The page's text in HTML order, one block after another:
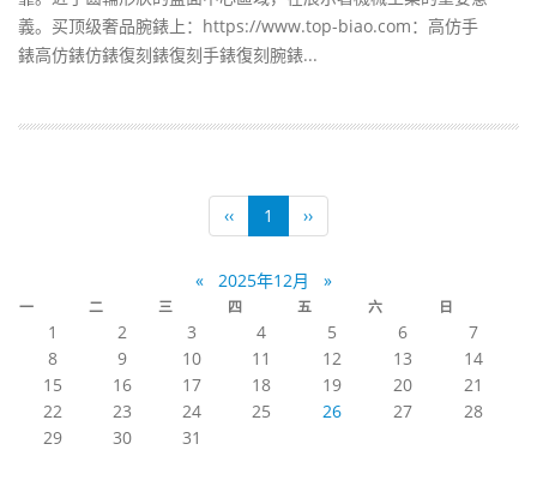
義。买顶级奢品腕錶上：https://www.top-biao.com：高仿手
錶高仿錶仿錶復刻錶復刻手錶復刻腕錶...
‹‹ 1 ››
« 2025年12月 »
一 二 三 四 五 六 日
1 2 3 4 5 6
7
8
9 10 11 12 13
14
15
16 17 18 19 20
21
22
23 24 25 26 27
28
29
30 31